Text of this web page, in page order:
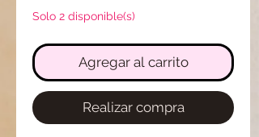
Solo 2 disponible(s)
Agregar al carrito
Realizar compra